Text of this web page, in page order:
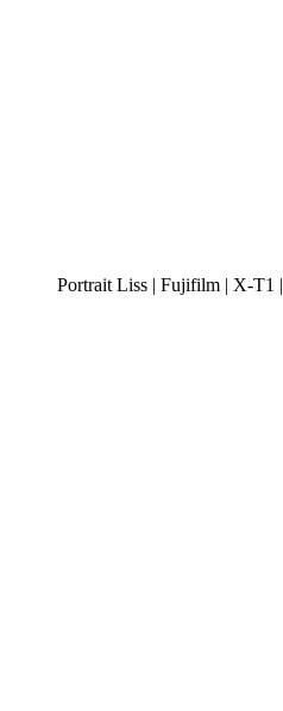
Portrait Liss | Fujifilm | X-T1